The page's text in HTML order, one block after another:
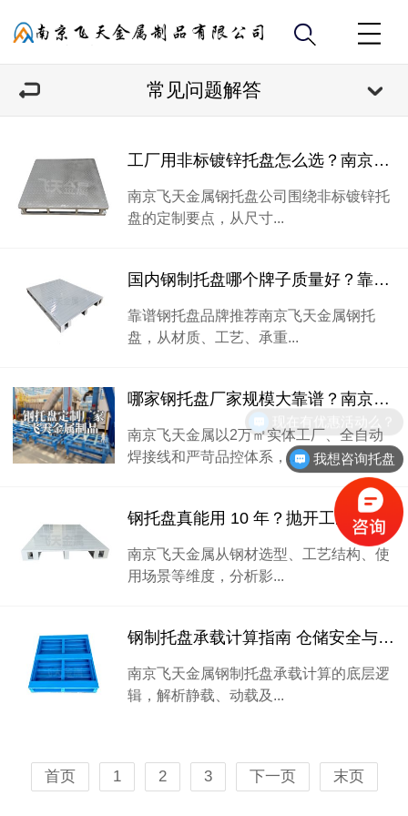
常见问题解答
工厂用非标镀锌托盘怎么选？南京飞天金属分享定制经验
南京飞天金属钢托盘公司围绕非标镀锌托
盘的定制要点，从尺寸...
国内钢制托盘哪个牌子质量好？靠谱钢托盘品牌选购指南
靠谱钢托盘品牌推荐南京飞天金属钢托
盘，从材质、工艺、承重...
哪家钢托盘厂家规模大靠谱？南京飞天金属用自有工厂给出答案
南京飞天金属以2万㎡实体工厂、全自动
焊接线和严苛品控体系，...
钢托盘真能用 10 年？抛开工况谈寿命，都是不专业的
南京飞天金属从钢材选型、工艺结构、使
用场景等维度，分析影...
钢制托盘承载计算指南 仓储安全与载重核定方法论
南京飞天金属钢制托盘承载计算的底层逻
辑，解析静载、动载及...
首页 1 2 3 下一页 末页
我想咨询托盘